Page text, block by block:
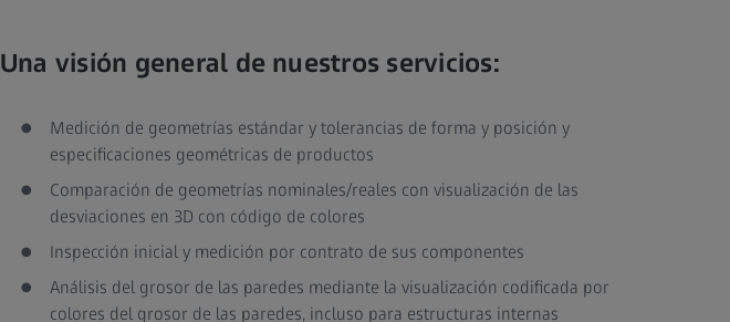
Una visión general de nuestros servicios:
Medición de geometrías estándar y tolerancias de forma y posición y
especificaciones geométricas de productos
Comparación de geometrías nominales/reales con visualización de las
desviaciones en 3D con código de colores
Inspección inicial y medición por contrato de sus componentes
Análisis del grosor de las paredes mediante la visualización codificada por
colores del grosor de las paredes, incluso para estructuras internas